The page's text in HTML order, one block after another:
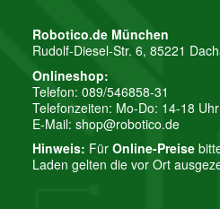
Robotico.de München
Rudolf-Diesel-Str. 6, 85221
Onlineshop:
Telefon: 089/546858-31
Telefonzeiten: Mo-Do: 14-18
E-Mail: shop@robotico.de
Hinweis: Für Online-Preise
Laden gelten die vor Ort